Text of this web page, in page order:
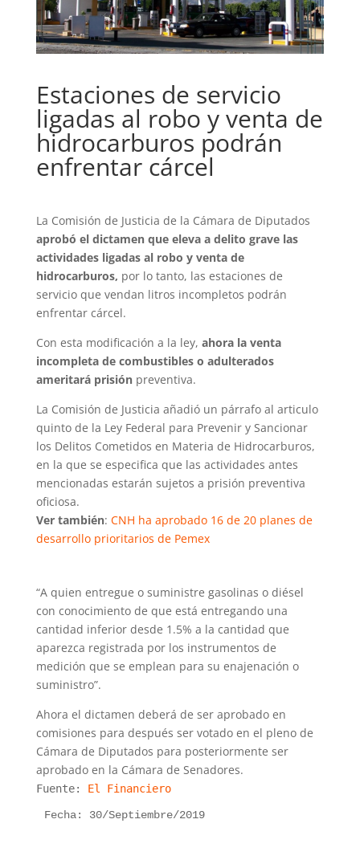
Estaciones de servicio
ligadas al robo y venta de
hidrocarburos podrán
enfrentar cárcel
La Comisión de Justicia de la Cámara de Diputados
aprobó el dictamen que eleva a delito grave las
actividades ligadas al robo y venta de
hidrocarburos, por lo tanto, las estaciones de
servicio que vendan litros incompletos podrán
enfrentar cárcel.
Con esta modificación a la ley, ahora la venta
incompleta de combustibles o adulterados
ameritará prisiónpreventiva.
La Comisión de Justicia añadió un párrafo al articulo
quinto de la Ley Federal para Prevenir y Sancionar
los Delitos Cometidos en Materia de Hidrocarburos,
en la que se especifica que las actividades antes
mencionadas estarán sujetos a prisión preventiva
oficiosa.
Ver también: CNH ha aprobado 16 de 20 planes de
desarrollo prioritarios de Pemex
“A quien entregue o suministre gasolinas o diésel
con conocimiento de que está entregando una
cantidad inferior desde 1.5% a la cantidad que
aparezca registrada por los instrumentos de
medición que se emplean para su enajenación o
suministro”.
Ahora el dictamen deberá de ser aprobado en
comisiones para después ser votado en el pleno de
Cámara de Diputados para posteriormente ser
aprobado en la Cámara de Senadores.
Fuente: El Financiero
Fecha: 30/Septiembre/2019